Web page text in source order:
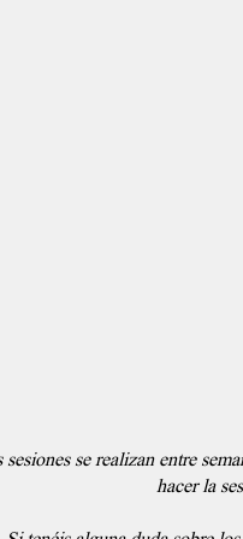
sesiones se realizan entre
hacer la